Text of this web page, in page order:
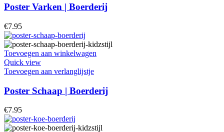
Poster Varken | Boerderij
€7.95
Toevoegen aan winkelwagen
Quick view
Toevoegen aan verlanglijstje
Poster Schaap | Boerderij
€7.95